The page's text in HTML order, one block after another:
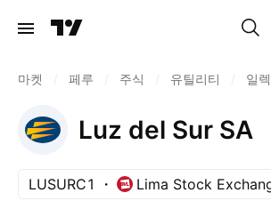
마켓 페루 주식 유틸리티 일
Luz del Sur SA
LUSURC1 Lima Stock